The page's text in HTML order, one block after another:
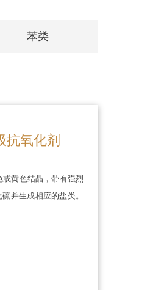
苯类
抗氧化剂
黄色结晶，带有强烈
并生成相应的盐类。